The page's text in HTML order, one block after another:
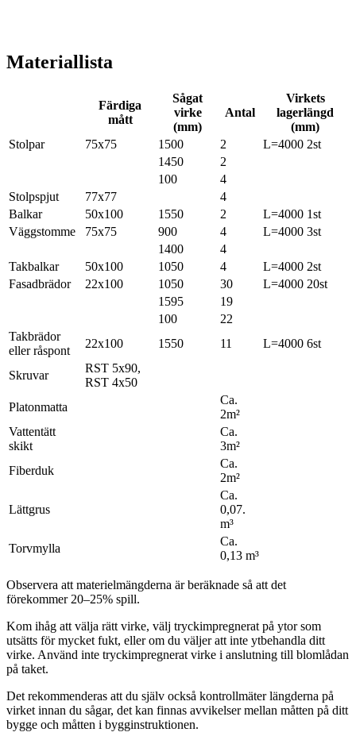
Materiallista
Färdiga
mått
Sågat
virke
(mm)
Antal
Virkets
lagerlängd
(mm)
Stolpar
75x75 1500 2
L=4000 2st
1450
2
100
4
Stolpspjut
77x77
4
Balkar
50x100 1550 2
L=4000 1st
Väggstomme
75x75 900 4
L=4000 3st
1400
4
Takbalkar
50x100 1050 4
L=4000 2st
Fasadbrädor
22x100 1050 30
L=4000 20st
1595
19
100
22
Takbrädor
eller råspont
22x100 1550 11 L=4000 6st
Skruvar
RST 5x90,
RST 4x50
Platonmatta
Ca.
2m²
Vattentätt
skikt
Ca.
3m²
Fiberduk
Ca.
2m²
Lättgrus
Ca.
0,07.
m³
Torvmylla
Ca.
0,13 m³
Observera att materielmängderna är beräknade så att det
förekommer 20–25% spill.
Kom ihåg att välja rätt virke, välj tryckimpregnerat på ytor som
utsätts för mycket fukt, eller om du väljer att inte ytbehandla ditt
virke. Använd inte tryckimpregnerat virke i anslutning till blomlådan
på taket.
Det rekommenderas att du själv också kontrollmäter längderna på
virket innan du sågar, det kan finnas avvikelser mellan måtten på ditt
bygge och måtten i bygginstruktionen.